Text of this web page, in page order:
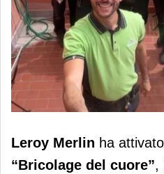
Leroy Merlin celebra
di “Bricolage del
Leroy Merlin ha
“Bricolage del cuore”,